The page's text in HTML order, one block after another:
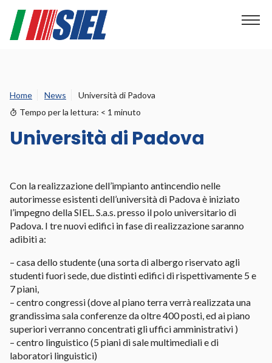
Home News
Università di Padova
Tempo per la lettura: < 1 minuto
Università di Padova
Con la realizzazione dell’impianto antincendio nelle
autorimesse esistenti dell’università di Padova è iniziato
l’impegno della SIEL. S.a.s. presso il polo universitario di
Padova. I tre nuovi edifici in fase di realizzazione saranno
adibiti a:
– casa dello studente (una sorta di albergo riservato agli
studenti fuori sede, due distinti edifici di rispettivamente 5 e
7 piani,
– centro congressi (dove al piano terra verrà realizzata una
grandissima sala conferenze da oltre 400 posti, ed ai piano
superiori verranno concentrati gli uffici amministrativi )
– centro linguistico (5 piani di sale multimediali e di
laboratori linguistici)